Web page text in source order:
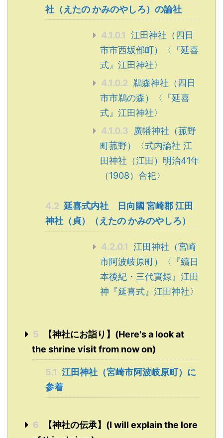
社（えたの かみのやしろ）の論社
4.1.0.1 江田神社（四日
市市西坂部町）〈『延喜
式』江田神社〉
4.1.0.2 鵜森神社（四日
市市鵜の森）〈『延喜
式』江田神社〉
4.1.0.3
廣幡神社（菰野
町菰野）〈式内論社 江
田神社（江田）明治41年
（1908）合祀〉
4.2 延喜式内社 日向國 宮崎郡 江田
神社（貞）（えたの かみのやしろ）
4.2.0.1 江田神社（宮崎
市阿波岐原町）〈『續日
本後紀・三代實録』江田
神『延喜式』江田神社〉
5
【神社にお詣り】(Here's a look at
the shrine visit from now on)
5.1 江田神社（宮崎市阿波岐原町）に
参着
6
【神社の伝承】(I will explain the lore